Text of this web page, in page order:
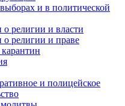
и в политической
о религии и власти
о религии и праве
и полицейское